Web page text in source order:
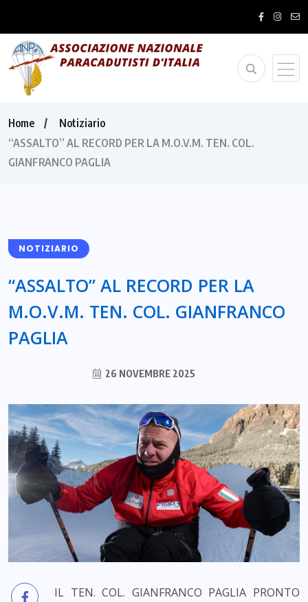
Home
Notiziario
“ASSALTO” AL RECORD PER LA M.O.V.M. TEN. COL.
GIANFRANCO PAGLIA
NOTIZIARIO
“ASSALTO” AL RECORD PER LA
M.O.V.M. TEN. COL. GIANFRANCO
PAGLIA
26 NOVEMBRE 2025
IL TEN. COL. GIANFRANCO PAGLIA PRONTO